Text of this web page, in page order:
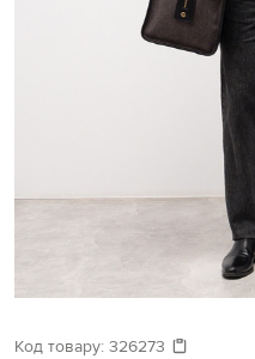
Давайте підберемо щось ще
Код товару: 326273